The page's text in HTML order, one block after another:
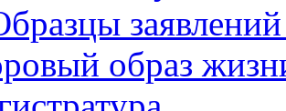
заявлений
образ